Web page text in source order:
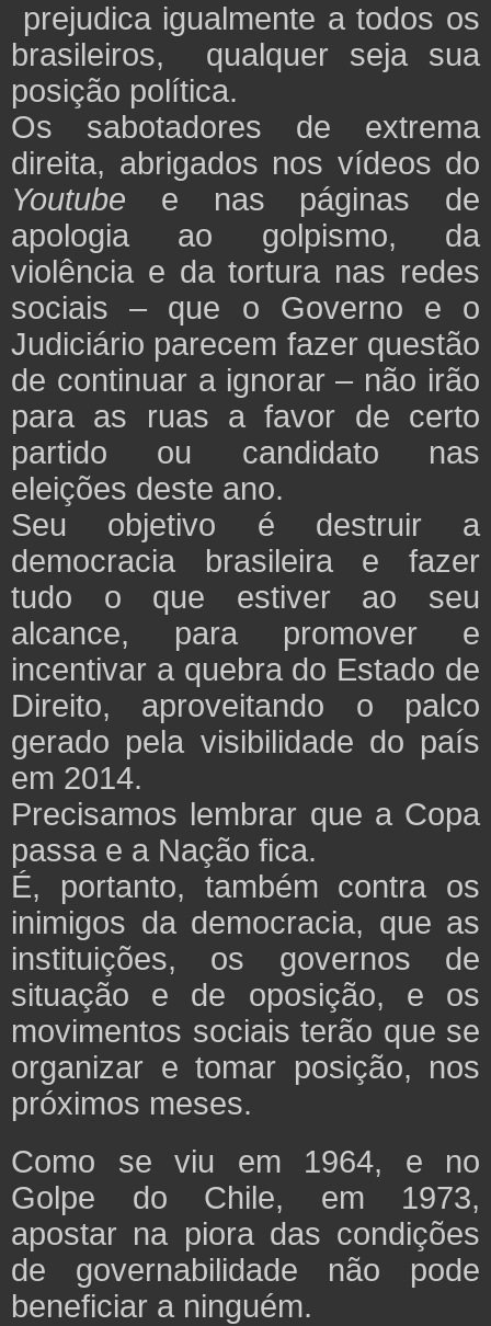
prejudica igualmente a todos os
brasileiros, qualquer seja sua
posição política.
Os sabotadores de extrema
direita, abrigados nos vídeos do
Youtube e nas páginas de
apologia ao golpismo, da
violência e da tortura nas redes
sociais – que o Governo e o
Judiciário parecem fazer questão
de continuar a ignorar – não irão
para as ruas a favor de certo
partido ou candidato nas
eleições deste ano.
Seu objetivo é destruir a
democracia brasileira e fazer
tudo o que estiver ao seu
alcance, para promover e
incentivar a quebra do Estado de
Direito, aproveitando o palco
gerado pela visibilidade do país
em 2014.
Precisamos lembrar que a Copa
passa e a Nação fica.
É, portanto, também contra os
inimigos da democracia, que as
instituições, os governos de
situação e de oposição, e os
movimentos sociais terão que se
organizar e tomar posição, nos
próximos meses.
Como se viu em 1964, e no
Golpe do Chile, em 1973,
apostar na piora das condições
de governabilidade não pode
beneficiar a ninguém.